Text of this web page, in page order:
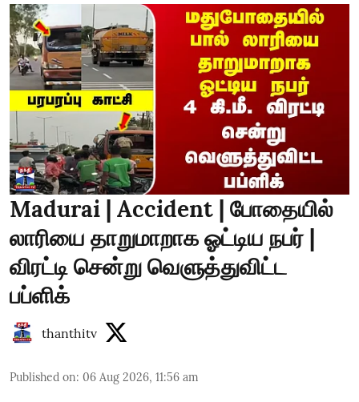
Madurai | Accident | போதையில்
லாரியை தாறுமாறாக ஓட்டிய நபர் |
விரட்டி சென்று வெளுத்துவிட்ட
பப்ளிக்
thanthitv
Published on: 06 Aug 2026, 11:56 am